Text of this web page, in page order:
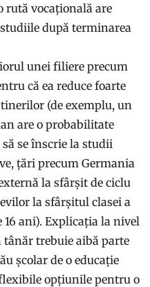
rută vocațională are
după terminarea
unei filiere precum
că ea reduce foarte
(de exemplu, un
are o probabilitate
se înscrie la studii
țări precum Germania
la sfârșit de ciclu
la sfârșitul clasei a
ani). Explicația la nivel
tânăr trebuie aibă parte
școlar de o educație
opțiunile pentru o